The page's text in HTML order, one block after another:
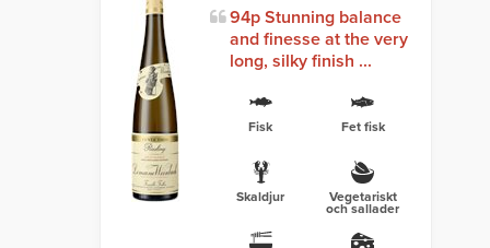
94p Stunning balance
and finesse at the very
long, silky finish ...
Fisk Fet fisk
Skaldjur Vegetariskt
och sallader